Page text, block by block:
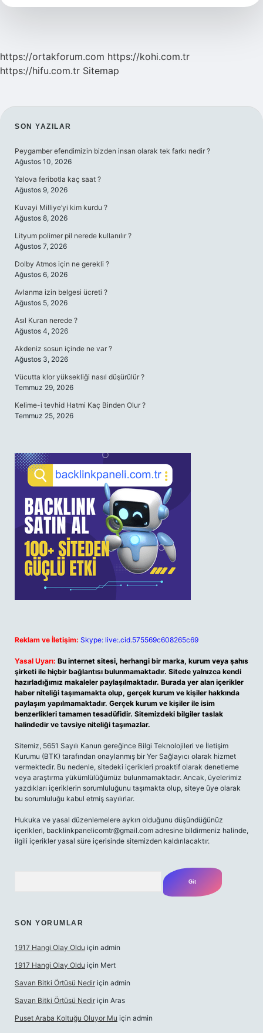
Yer
https://ortakforum.com https://kohi.com.tr
https://hifu.com.tr Sitemap
SIDEBAR
SON YAZILAR
Peygamber efendimizin bizden insan olarak tek farkı nedir ?
Ağustos 10, 2026
Yalova feribotla kaç saat ?
Ağustos 9, 2026
Kuvayi Milliye’yi kim kurdu ?
Ağustos 8, 2026
Lityum polimer pil nerede kullanılır ?
Ağustos 7, 2026
Dolby Atmos için ne gerekli ?
Ağustos 6, 2026
Avlanma izin belgesi ücreti ?
Ağustos 5, 2026
Asıl Kuran nerede ?
Ağustos 4, 2026
Akdeniz sosun içinde ne var ?
Ağustos 3, 2026
Vücutta klor yüksekliği nasıl düşürülür ?
Temmuz 29, 2026
Kelime-i tevhid Hatmi Kaç Binden Olur ?
Temmuz 25, 2026
Reklam ve İletişim: Skype: live:.cid.575569c608265c69
Yasal Uyarı: Bu internet sitesi, herhangi bir marka, kurum veya şahıs
şirketi ile hiçbir bağlantısı bulunmamaktadır. Sitede yalnızca kendi
hazırladığımız makaleler paylaşılmaktadır. Burada yer alan içerikler
haber niteliği taşımamakta olup, gerçek kurum ve kişiler hakkında
paylaşım yapılmamaktadır. Gerçek kurum ve kişiler ile isim
benzerlikleri tamamen tesadüfidir. Sitemizdeki bilgiler taslak
halindedir ve tavsiye niteliği taşımazlar.
Sitemiz, 5651 Sayılı Kanun gereğince Bilgi Teknolojileri ve İletişim
Kurumu (BTK) tarafından onaylanmış bir Yer Sağlayıcı olarak hizmet
vermektedir. Bu nedenle, sitedeki içerikleri proaktif olarak denetleme
veya araştırma yükümlülüğümüz bulunmamaktadır. Ancak, üyelerimiz
yazdıkları içeriklerin sorumluluğunu taşımakta olup, siteye üye olarak
bu sorumluluğu kabul etmiş sayılırlar.
Hukuka ve yasal düzenlemelere aykırı olduğunu düşündüğünüz
içerikleri, backlinkpanelicomtr@gmail.com adresine bildirmeniz halinde,
ilgili içerikler yasal süre içerisinde sitemizden kaldırılacaktır.
SON YORUMLAR
1917 Hangi Olay Oldu için admin
1917 Hangi Olay Oldu için Mert
Savan Bitki Örtüsü Nedir için admin
Savan Bitki Örtüsü Nedir için Aras
Puset Araba Koltuğu Oluyor Mu için admin